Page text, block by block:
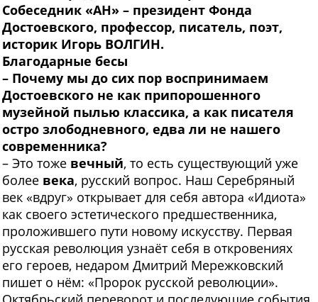
Собеседник «АН» – президент Фонда
Достоевского, профессор, писатель, поэт,
историк Игорь ВОЛГИН.
Благодарные бесы
– Почему мы до сих пор воспринимаем
Достоевского не как припорошенного
музейной пылью классика, а как писателя
остро злободневного, едва ли не нашего
современника?
– Это тоже вечный, то есть существующий уже
более века, русский вопрос. Наш Серебряный
век «вдруг» открывает для себя автора «Идиота»
как своего эстетического предшественника,
проложившего пути новому искусству. Первая
русская революция узнаёт себя в откровениях
его героев, недаром Дмитрий Мережковский
пишет о нём: «Пророк русской революции».